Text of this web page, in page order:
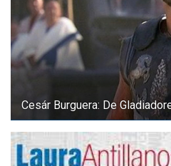
Cesár Burguera: De